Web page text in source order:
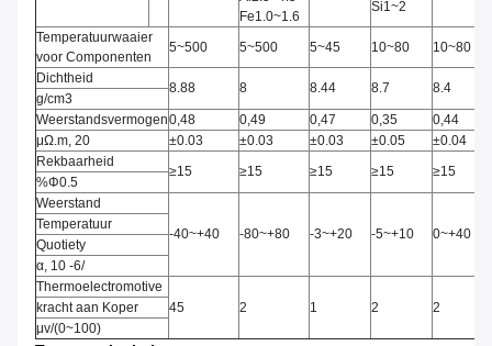
Fe1.0~1.6
Si1~2
Temperatuurwaaier
voor Componenten
5~500 5~500 5~45 10~80
10~80
Dichtheid
8.88 8 8.44 8.7 8.4
g/cm3
Weerstandsvermogen0,48 0,49 0,47 0,35
0,44
μΩ.m, 20
±0.03 ±0.03 ±0.03 ±0.05
±0.04
Rekbaarheid
≥15 ≥15 ≥15 ≥15 ≥15
%Φ0.5
Weerstand
-40~+40
-80~+80 -3~+20 -5~+10 0~+40
Temperatuur
Quotiety
α, 10 -6/
Thermoelectromotive
45
2 1 2 2
kracht aan Koper
μv/(0~100)